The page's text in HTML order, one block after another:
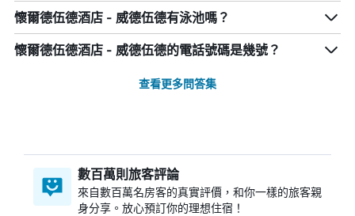
懷爾德伍德酒店 - 威德伍德有泳池嗎？
懷爾德伍德酒店 - 威德伍德的電話號碼是幾號？
查看更多問答集
數百萬則旅客評論
來自數百萬名房客的真實評價，和你一樣的旅客親
身分享。放心預訂你的理想住宿！